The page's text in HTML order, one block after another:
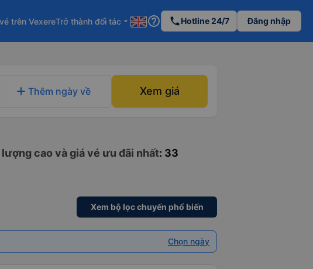
trên VexereTrở thành đối tác arrow_drop_down help_outline phoneHotline 24/7 Đăng nhập
add Thêm ngày về Xem giá
cao và giá vé ưu đãi nhất: 33
Xem bộ lọc chuyến phổ biến
Chọn ngày